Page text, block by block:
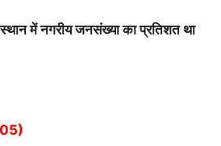
में नगरीय जनसंख्या का प्रतिशत था